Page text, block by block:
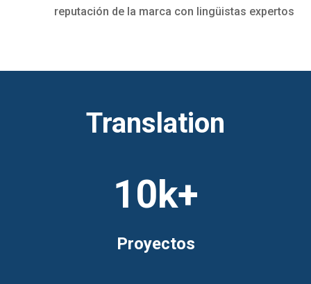
reputación de la marca con lingüistas expertos
Translation
10k+
Proyectos